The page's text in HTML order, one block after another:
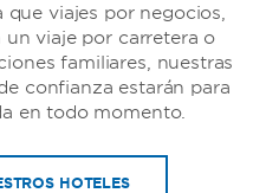
que viajes por negocios,
un viaje por carretera o
familiares, nuestras
confianza estarán para
en todo momento.
HOTELES